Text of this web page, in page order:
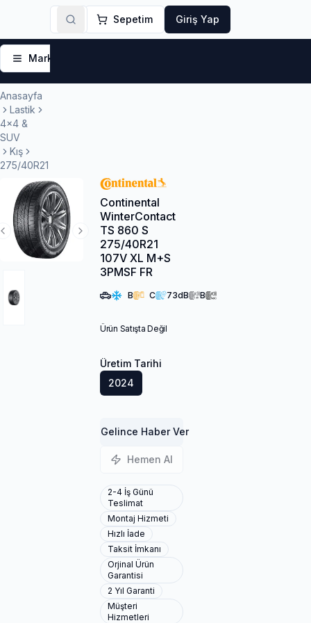
Sepetim Giriş Yap
Markalar
Anasayfa
Lastik
4x4 &
SUV
Kış
275/40R21
Next Slide
Previous Slide
Continental
WinterContact
TS 860 S
275/40R21
107V XL M+S
3PMSF FR
B C 73dB B
Ürün Satışta Değil
Üretim Tarihi
2024
Gelince Haber Ver
Hemen Al
2-4 İş Günü
Teslimat
Montaj Hizmeti
Hızlı İade
Taksit İmkanı
Orjinal Ürün
Garantisi
2 Yıl Garanti
Müşteri
Hizmetleri